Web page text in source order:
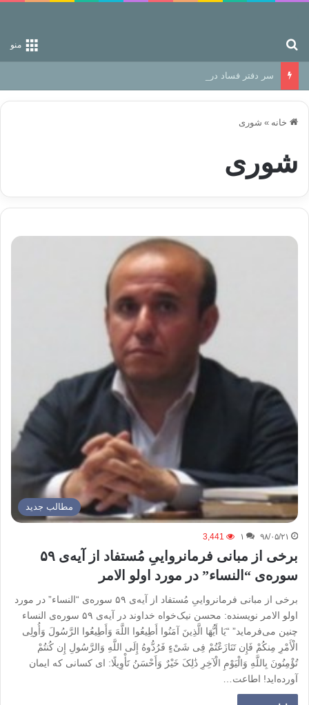
منو
سر دفتر فساد در زمین‌، دوری وکناره‌گیری از راه خداست‌!
خانه » شوری
شوری
مطالب جدید
۹۸/۰۵/۲۱ ۱ 3,441
برخی از مبانی فرمانرواییِ مُستفاد از آیه‌ی ۵۹
سوره‌ی “النساء” در مورد اولو الامر
برخی از مبانی فرمانرواییِ مُستفاد از آیه‌ی ۵۹ سوره‌ی “النساء” در مورد
اولو الامر نویسنده: محسن نیک‌خواه خداوند در آیه‌ی ۵۹ سوره‌ی النساء
چنین می‌فرماید” “یَا أَیُّهَا الَّذِینَ آمَنُوا أَطِیعُوا اللَّهَ وَأَطِیعُوا الرَّسُولَ وَأُولِی
الْأَمْرِ مِنکُمْ فَإِن تَنَازَعْتُمْ فِی شَیْءٍ فَرُدُّوهُ إِلَى اللَّهِ وَالرَّسُولِ إِن کُنتُمْ
تُؤْمِنُونَ بِاللَّهِ وَالْیَوْمِ الْآخِرِ ذَٰلِکَ خَیْرٌ وَأَحْسَنُ تَأْوِیلًا: ای کسانی که ایمان
آورده‌اید! اطاعت…